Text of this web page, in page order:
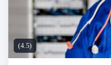
(4.5)